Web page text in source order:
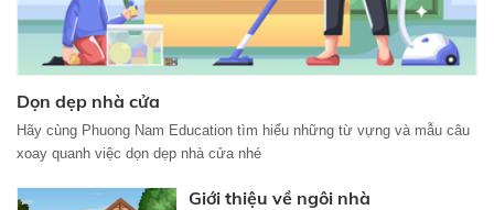
Dọn dẹp nhà cửa
Hãy cùng Phuong Nam Education tìm hiểu những từ vựng và mẫu câu
xoay quanh việc dọn dẹp nhà cửa nhé
Giới thiệu về ngôi nhà